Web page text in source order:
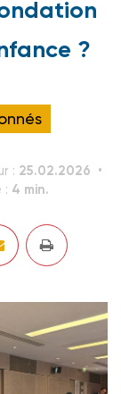
?
: 25.02.2026
: 4 min.